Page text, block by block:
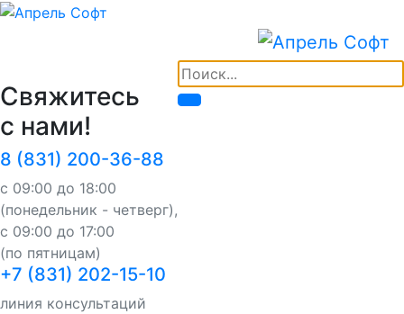
Свяжитесь
с нами!
8 (831) 200-36-88
с 09:00 до 18:00
(понедельник - четверг),
с 09:00 до 17:00
(по пятницам)
+7 (831) 202-15-10
линия консультаций